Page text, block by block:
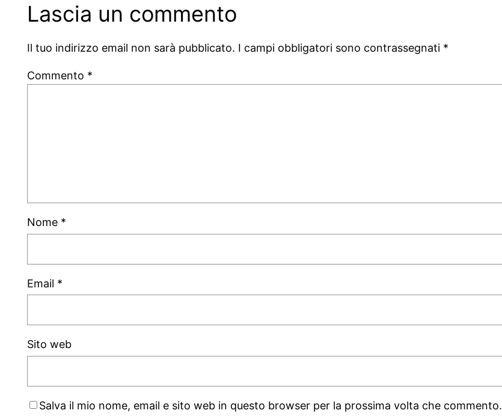
Lascia un commento
Il tuo indirizzo email non sarà pubblicato. I campi obbligatori sono contrassegnati *
Commento *
Nome *
Email *
Sito web
Salva il mio nome, email e sito web in questo browser per la prossima volta che commento.